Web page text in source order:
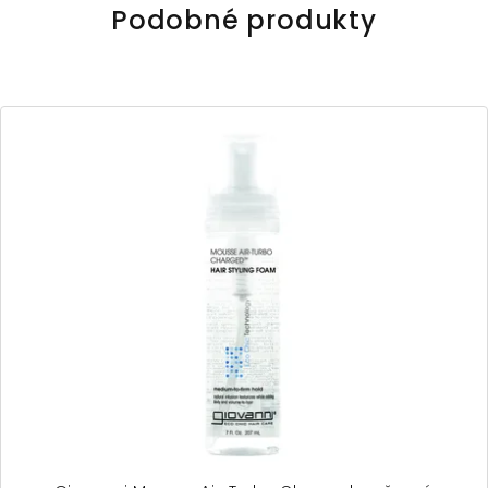
Podobné produkty